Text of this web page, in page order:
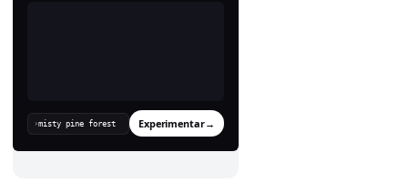
› Experimentar→